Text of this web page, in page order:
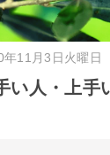
年11月3日火曜日
い人・上手